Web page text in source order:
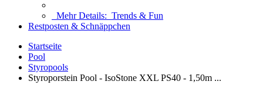
Mehr Details: Trends & Fun
Restposten & Schnäppchen
Startseite
Pool
Styropools
Styroporstein Pool - IsoStone XXL PS40 - 1,50m ...